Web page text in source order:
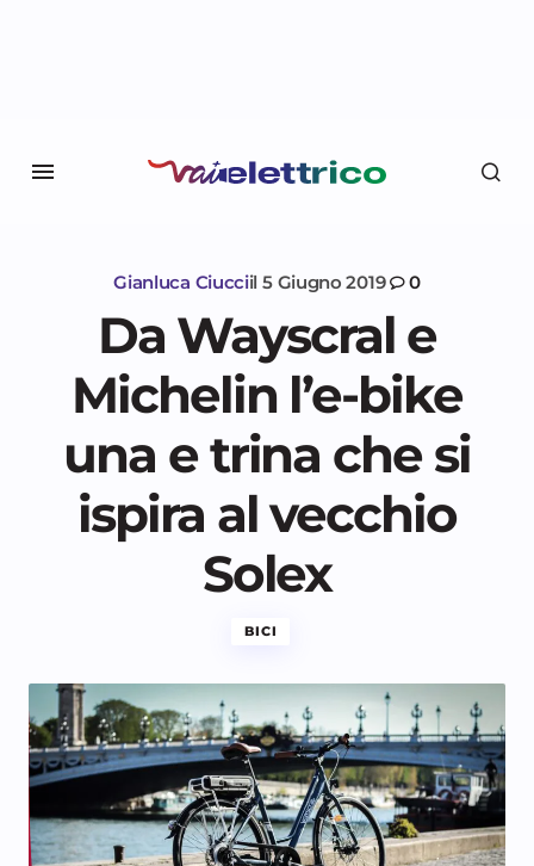
Gianluca Ciucciil 5 Giugno 2019 0
Da Wayscral e
Michelin l’e-bike
una e trina che si
ispira al vecchio
Solex
BICI